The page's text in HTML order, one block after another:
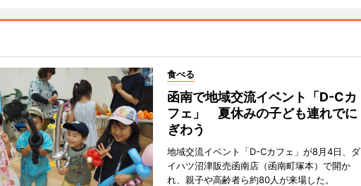
食べる
函南で地域交流イベント「D-Cカ
フェ」 夏休みの子ども連れでに
ぎわう
地域交流イベント「D-Cカフェ」が8月4日、ダ
イハツ沼津販売函南店（函南町塚本）で開か
れ、親子や高齢者ら約80人が来場した。